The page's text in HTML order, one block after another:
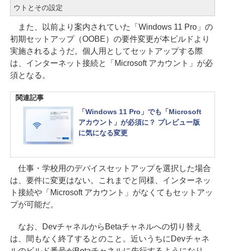
ウトとその設定
また、以前より案内されていた「Windows 11 Pro」の
初期セットアップ（OOBE）の要件変更が本ビルドより
実施されるようだ。個人用としてセットアップする際
は、インターネット接続と「Microsoft アカウント」が必
須となる。
関連記事
「Windows 11 Pro」でも「Microsoft
アカウント」が必須に？ プレビュー版
に気になる変更
仕事・学校用のデバイスセットアップを選択した場合
は、要件に変更はない。これまでと同様、インターネッ
ト接続や「Microsoft アカウント」がなくてもセットアッ
プが可能だ。
なお、DevチャネルからBetaチャネルへの切り替え
は、間もなく終了するとのこと。近いうちにDevチャネ